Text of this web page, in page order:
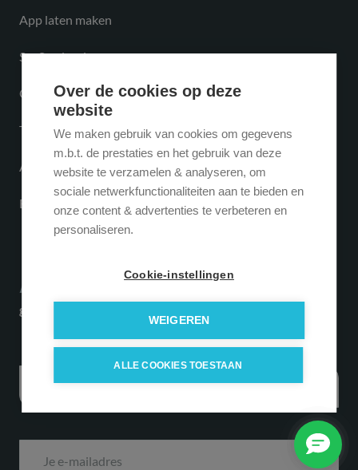
Over de cookies op deze
website
We maken gebruik van cookies om gegevens
m.b.t. de prestaties en het gebruik van deze
website te verzamelen & analyseren, om
sociale netwerkfunctionaliteiten aan te bieden en
onze content & advertenties te verbeteren en
personaliseren.
Cookie-instellingen
WEIGEREN
ALLE COOKIES TOESTAAN
App laten maken
SaaS oplossingen
Online marketing
Tribe CRM API-koppeling
API-koppeling laten maken
ERP koppeling
Abonneer je om...
gratis